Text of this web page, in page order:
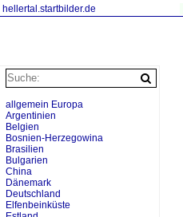
hellertal.startbilder.de
allgemein Europa
Argentinien
Belgien
Bosnien-Herzegowina
Brasilien
Bulgarien
China
Dänemark
Deutschland
Elfenbeinküste